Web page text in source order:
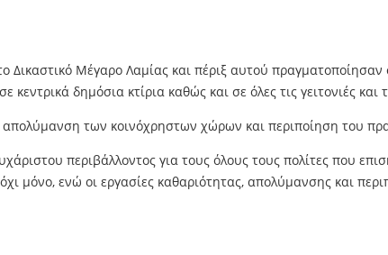
Δικαστικό Μέγαρο Λαμίας και πέριξ αυτού
δημόσια κτίρια καθώς και σε όλες τις γειτονιές και
των κοινόχρηστων χώρων και περιποίηση του
περιβάλλοντος για τους όλους τους πολίτες που
μόνο, ενώ οι εργασίες καθαριότητας, απολύμανσης και